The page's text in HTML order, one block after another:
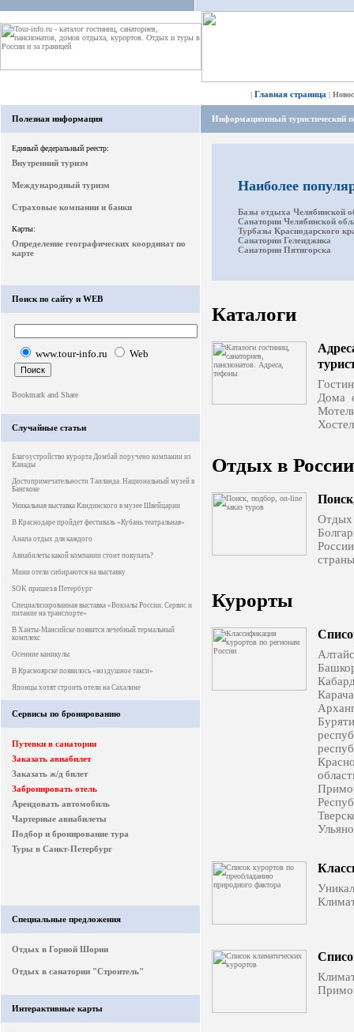
| Главная страница |
Полезная информация
Единый федеральный реестр:
Внутренний туризм
Международный туризм
Страховые компании и банки
Карты:
Определение географических координат по
карте
Поиск по сайту и WEB
www.tour-info.ru Web
Случайные статьи
Благоустройство курорта Домбай поручено компании из
Канады
Достопримечательности Таиланда. Национальный музей в
Бангкоке
Уникальная выставка Кандинского в музее Швейцарии
В Краснодаре пройдет фестиваль «Кубань театральная»
Анапа отдых для каждого
Авиабилеты какой компании стоит покупать?
Мини отели сибираются на выставку
SOK пришел в Петербург
Специализированная выставка «Вокзалы России. Сервис и
питание на транспорте»
В Ханты-Мансийске появится лечебный термальный
комплекс
Осенние каникулы
В Красноярске появилось «воздушное такси»
Японцы хотят строить отели на Сахалине
Сервисы по бронированию
Путевки в санатории
Заказать авиабилет
Заказать ж/д билет
Забронировать отель
Арендовать автомобиль
Чартерные авиабилеты
Подбор и бронирование тура
Туры в Санкт-Петербург
Специальные предложения
Отдых в Горной Шории
Отдых в санатории "Строитель"
Интерактивные карты
Информационный туристический
Наиболее
Базы отдыха Челябинской
Санатории Челябинской
Турбазы Краснодарского
Санатории Геленджика
Санатории Пятигорска
Каталоги
Дома
Отдых в
Отдых
России
страны
Курорты